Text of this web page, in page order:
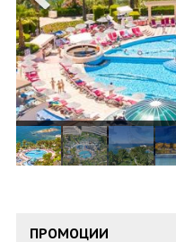
ПОСЛЕДВАЙТЕ НИ
ПРОМОЦИИ